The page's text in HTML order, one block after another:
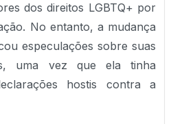
dos direitos LGBTQ+ por
No entanto, a mudança
especulações sobre suas
uma vez que ela tinha
hostis contra a